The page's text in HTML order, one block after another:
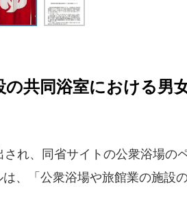
の共同浴室における男
れ、同省サイトの公衆浴場の
、「公衆浴場や旅館業の施設